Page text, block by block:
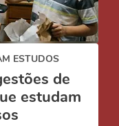
ESTUDOS
de
estudam